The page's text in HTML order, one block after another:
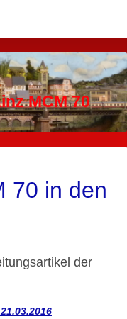
MCM 70
70 in den
der